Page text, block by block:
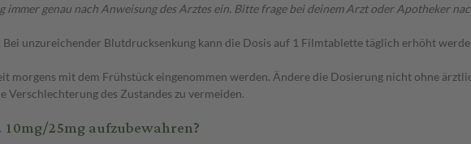
genau nach Anweisung des Arztes ein. Bitte frage bei deinem Arzt oder Apotheker
unzureichender Blutdrucksenkung kann die Dosis auf 1 Filmtablette täglich erhöht
morgens mit dem Frühstück eingenommen werden. Ändere die Dosierung nicht ohne
Verschlechterung des Zustandes zu vermeiden.
25mg aufzubewahren?